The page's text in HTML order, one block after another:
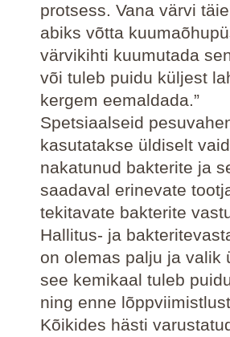
protsess. Vana värvi
abiks võtta
värvikihti kuumutada
või tuleb puidu küljest
kergem eemaldada.”
Spetsiaalseid
kasutatakse üldiselt
nakatunud bakterite ja
saadaval erinevate
tekitavate bakterite
Hallitus- ja
on olemas palju ja valik
see kemikaal tuleb
ning enne
Kõikides hästi